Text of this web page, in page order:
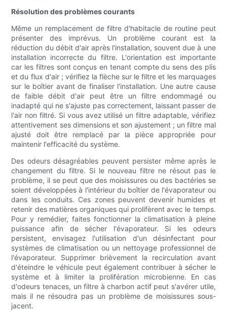
Résolution des problèmes courants
Même un remplacement de filtre d'habitacle de routine peut
présenter des imprévus. Un problème courant est la
réduction du débit d'air après l'installation, souvent due à une
installation incorrecte du filtre. L'orientation est importante
car les filtres sont conçus en tenant compte du sens des plis
et du flux d'air ; vérifiez la flèche sur le filtre et les marquages
​​sur le boîtier avant de finaliser l'installation. Une autre cause
de faible débit d'air peut être un filtre endommagé ou
inadapté qui ne s'ajuste pas correctement, laissant passer de
l'air non filtré. Si vous avez utilisé un filtre adaptable, vérifiez
attentivement ses dimensions et son ajustement ; un filtre mal
ajusté doit être remplacé par la pièce appropriée pour
maintenir l'efficacité du système.
Des odeurs désagréables peuvent persister même après le
changement du filtre. Si le nouveau filtre ne résout pas le
problème, il se peut que des moisissures ou des bactéries se
soient développées à l'intérieur du boîtier de l'évaporateur ou
dans les conduits. Ces zones peuvent devenir humides et
retenir des matières organiques qui prolifèrent avec le temps.
Pour y remédier, faites fonctionner la climatisation à pleine
puissance afin de sécher l'évaporateur. Si les odeurs
persistent, envisagez l'utilisation d'un désinfectant pour
systèmes de climatisation ou un nettoyage professionnel de
l'évaporateur. Supprimer brièvement la recirculation avant
d'éteindre le véhicule peut également contribuer à sécher le
système et à limiter la prolifération microbienne. En cas
d'odeurs tenaces, un filtre à charbon actif peut s'avérer utile,
mais il ne résoudra pas un problème de moisissures sous-
jacent.